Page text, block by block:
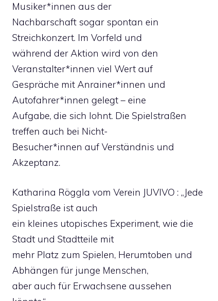
Musiker*innen aus der
Nachbarschaft sogar spontan ein
Streichkonzert. Im Vorfeld und
während der Aktion wird von den
Veranstalter*innen viel Wert auf
Gespräche mit Anrainer*innen und
Autofahrer*innen gelegt – eine
Aufgabe, die sich lohnt. Die Spielstraßen
treffen auch bei Nicht-
Besucher*innen auf Verständnis und
Akzeptanz.
Katharina Röggla vom Verein JUVIVO : „Jede
Spielstraße ist auch
ein kleines utopisches Experiment, wie die
Stadt und Stadtteile mit
mehr Platz zum Spielen, Herumtoben und
Abhängen für junge Menschen,
aber auch für Erwachsene aussehen